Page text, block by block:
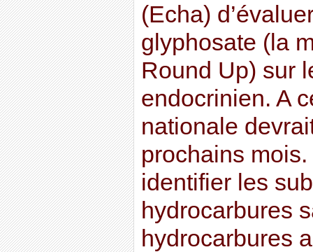
(Echa)
glyphosate (la
Round Up) sur
endocrinien. A
nationale
prochains
identifier les
hydrocarbures
hydrocarbures